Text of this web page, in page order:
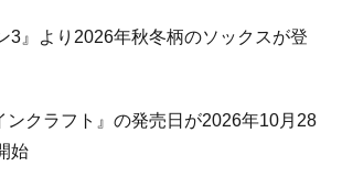
3』より2026年秋冬柄のソックスが登
ンクラフト』の発売日が2026年10月28
始